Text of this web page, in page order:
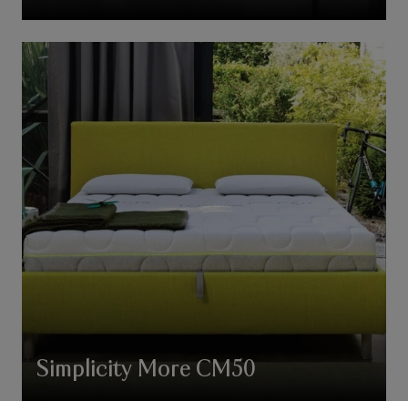
Simplicity More CM50